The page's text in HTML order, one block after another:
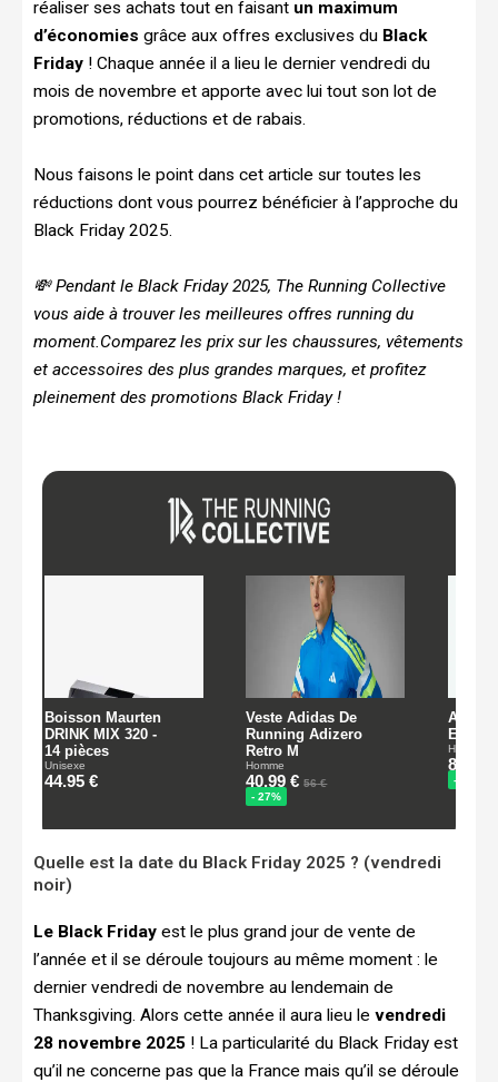
réaliser ses achats tout en faisant un maximum
d’économies grâce aux offres exclusives du Black
Friday ! Chaque année il a lieu le dernier vendredi du
mois de novembre et apporte avec lui tout son lot de
promotions, réductions et de rabais.
Nous faisons le point dans cet article sur toutes les
réductions dont vous pourrez bénéficier à l’approche du
Black Friday 2025.
💸 Pendant le Black Friday 2025, The Running Collective
vous aide à trouver les meilleures offres running du
moment.Comparez les prix sur les chaussures, vêtements
et accessoires des plus grandes marques, et profitez
pleinement des promotions Black Friday !
Quelle est la date du Black Friday 2025 ? (vendredi
noir)
Le Black Friday est le plus grand jour de vente de
l’année et il se déroule toujours au même moment : le
dernier vendredi de novembre au lendemain de
Thanksgiving. Alors cette année il aura lieu le vendredi
28 novembre 2025 ! La particularité du Black Friday est
qu’il ne concerne pas que la France mais qu’il se déroule